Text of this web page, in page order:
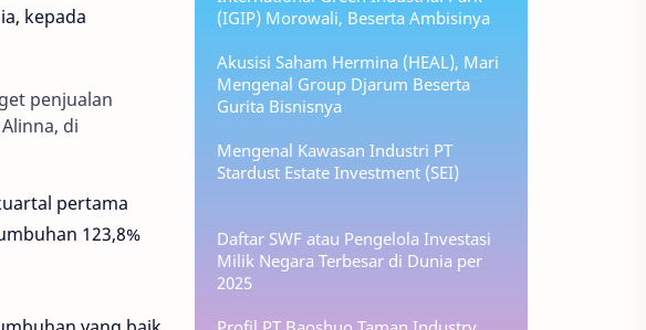
kepada
penjualan
di
pertama
123,8%
(IGIP) Morowali, Beserta Ambisinya
Akusisi Saham Hermina (HEAL), Mari
Mengenal Group Djarum Beserta
Gurita Bisnisnya
Mengenal Kawasan Industri PT
Stardust Estate Investment (SEI)
Daftar SWF atau Pengelola Investasi
Milik Negara Terbesar di Dunia per
2025